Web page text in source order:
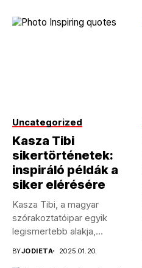
Uncategorized
Kasza Tibi
sikertörténetek:
inspiráló példák a
siker elérésére
Kasza Tibi, a magyar
szórakoztatóipar egyik
legismertebb alakja,
BYJODIETA 2025.01.20.